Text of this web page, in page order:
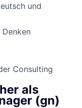
und
Consulting
als
(gn)